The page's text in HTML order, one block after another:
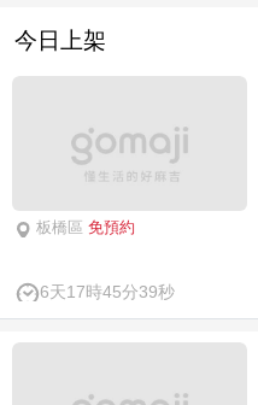
今日上架
板橋區 免預約
6天17時45分39秒